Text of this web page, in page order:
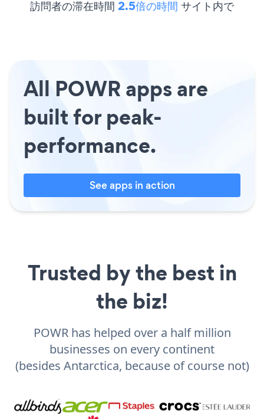
訪問者の滞在時間 2.5倍の時間 サイト内で
All POWR apps are
built for peak-
performance.
See apps in action
Trusted by the best in
the biz!
POWR has helped over a half million
businesses on every continent
(besides Antarctica, because of course not)